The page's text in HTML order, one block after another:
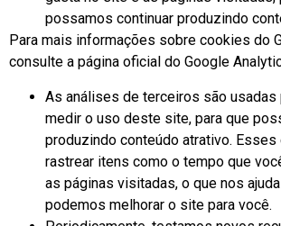
possamos continuar produzindo
Para mais informações sobre cookies do
consulte a página oficial do Google
As análises de terceiros são usadas
medir o uso deste site, para que
produzindo conteúdo atrativo.
rastrear itens como o tempo que
as páginas visitadas, o que nos
podemos melhorar o site para você.